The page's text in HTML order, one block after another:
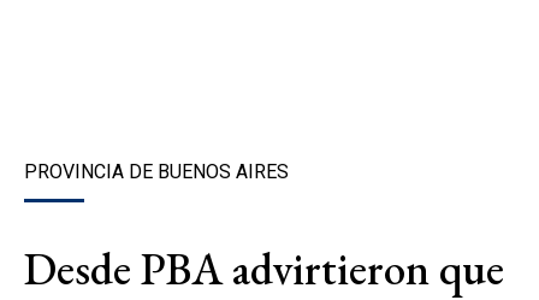
PROVINCIA DE BUENOS AIRES
Desde PBA advirtieron que